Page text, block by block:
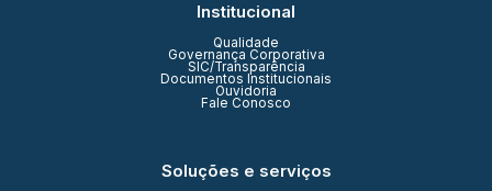
Institucional
Qualidade
Governança Corporativa
SIC/Transparência
Documentos Institucionais
Ouvidoria
Fale Conosco
Soluções e serviços